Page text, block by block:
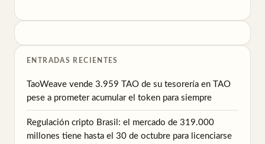
ENTRADAS RECIENTES
TaoWeave vende 3.959 TAO de su tesorería en TAO
pese a prometer acumular el token para siempre
Regulación cripto Brasil: el mercado de 319.000
millones tiene hasta el 30 de octubre para licenciarse